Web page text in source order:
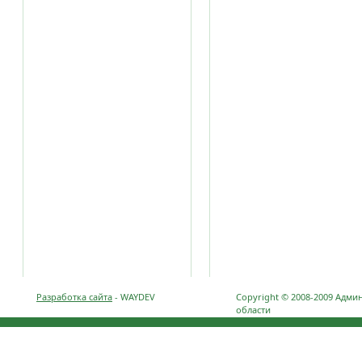
Разработка сайта - WAYDEV
Copyright © 2008-2009
области